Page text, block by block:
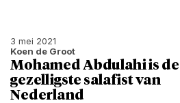
3 mei 2021
Koen de Groot
Mohamed Abdulahi is de
gezelligste salafist van
Nederland